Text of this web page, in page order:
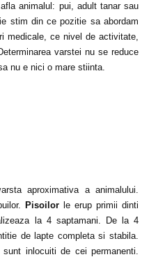
animalul: pui, adult tanar sau
stim din ce pozitie sa abordam
medicale, ce nivel de activitate,
varstei nu se reduce
nu e nici o mare stiinta.
aproximativa a animalului.
Pisoilor le erup primii dinti
la 4 saptamani. De la 4
de lapte completa si stabila.
inlocuiti de cei permanenti.